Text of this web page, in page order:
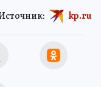
kp.ru